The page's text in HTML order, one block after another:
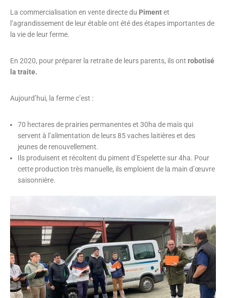
La commercialisation en vente directe du Pimentet
l’agrandissement de leur étable ont été des étapes importantes de
la vie de leur ferme.
En 2020, pour préparer la retraite de leurs parents, ils ont robotisé
la traite.
Aujourd’hui, la ferme c’est :
70 hectares de prairies permanentes et 30ha de maïs qui
servent à l’alimentation de leurs 85 vaches laitières et des
jeunes de renouvellement.
Ils produisent et récoltent du piment d’Espelette sur 4ha. Pour
cette production très manuelle, ils emploient de la main d’œuvre
saisonnière.